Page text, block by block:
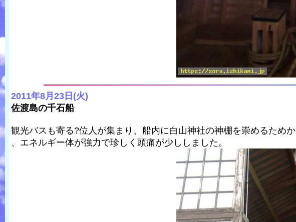
2011年8月23日(火)
佐渡島の千石船
観光バスも寄る?位人が集まり、船内に白山神社の神棚を崇めるためか
、エネルギー体が強力で珍しく頭痛が少ししました。